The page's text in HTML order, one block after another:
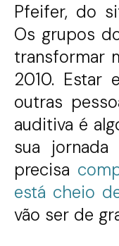
Pfeifer, do
Os grupos
transformar
2010. Estar
outras
auditiva é
sua
precisa
está cheio
vão ser de